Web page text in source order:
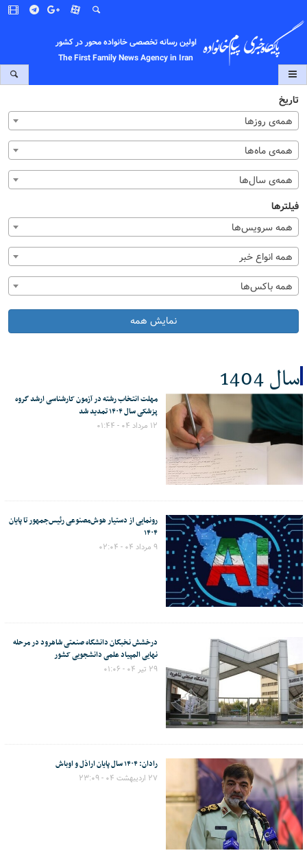
اولین رسانه تخصصی خانواده محور در کشور
The First Family News Agency in Iran
تاریخ
همه‌ی روزها
همه‌ی ماه‌ها
همه‌ی سال‌ها
فیلترها
همه سرویس‌ها
همه انواع خبر
همه باکس‌ها
نمایش همه
سال 1404
کل اخبار:5
مهلت انتخاب رشته در آزمون کارشناسی ارشد گروه
پزشکی سال ۱۴۰۴ تمدید شد
۱۲ مرداد ۰۴ - ۰۱:۴۴
رونمایی از دستیار هوش‌مصنوعی رئیس‌جمهور تا پایان
۱۴۰۴
۹ مرداد ۰۴ - ۰۲:۰۴
درخشش نخبگان دانشگاه صنعتی شاهرود در مرحله
نهایی المپیاد علمی دانشجویی کشور
۲۹ تیر ۰۴ - ۰۱:۰۶
رادان: ۱۴۰۴ سال پایان اراذل و اوباش
۲۷ اردیبهشت ۰۴ - ۲۳:۰۹